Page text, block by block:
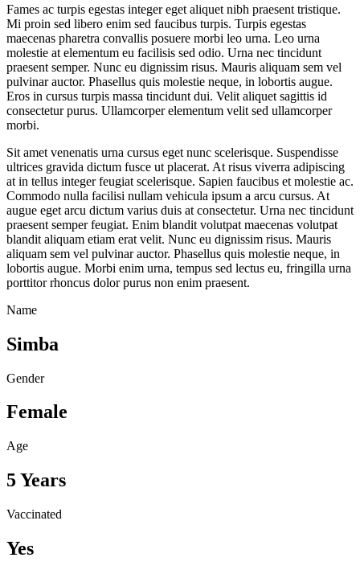
Fames ac turpis egestas integer eget aliquet nibh praesent tristique.
Mi proin sed libero enim sed faucibus turpis. Turpis egestas
maecenas pharetra convallis posuere morbi leo urna. Leo urna
molestie at elementum eu facilisis sed odio. Urna nec tincidunt
praesent semper. Nunc eu dignissim risus. Mauris aliquam sem vel
pulvinar auctor. Phasellus quis molestie neque, in lobortis augue.
Eros in cursus turpis massa tincidunt dui. Velit aliquet sagittis id
consectetur purus. Ullamcorper elementum velit sed ullamcorper
morbi.
Sit amet venenatis urna cursus eget nunc scelerisque. Suspendisse
ultrices gravida dictum fusce ut placerat. At risus viverra adipiscing
at in tellus integer feugiat scelerisque. Sapien faucibus et molestie ac.
Commodo nulla facilisi nullam vehicula ipsum a arcu cursus. At
augue eget arcu dictum varius duis at consectetur. Urna nec tincidunt
praesent semper feugiat. Enim blandit volutpat maecenas volutpat
blandit aliquam etiam erat velit. Nunc eu dignissim risus. Mauris
aliquam sem vel pulvinar auctor. Phasellus quis molestie neque, in
lobortis augue. Morbi enim urna, tempus sed lectus eu, fringilla urna
porttitor rhoncus dolor purus non enim praesent.
Name
Simba
Gender
Female
Age
5 Years
Vaccinated
Yes